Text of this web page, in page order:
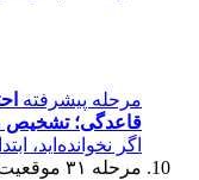
مرحله پیشرفته
قاعدگی؛ تشخیص
اگر نخوانده‌اید،
مرحله ۳۱